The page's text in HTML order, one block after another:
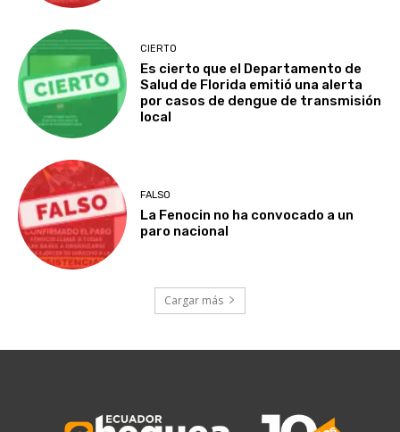
CIERTO
Es cierto que el Departamento de
Salud de Florida emitió una alerta
por casos de dengue de transmisión
local
FALSO
La Fenocin no ha convocado a un
paro nacional
Cargar más